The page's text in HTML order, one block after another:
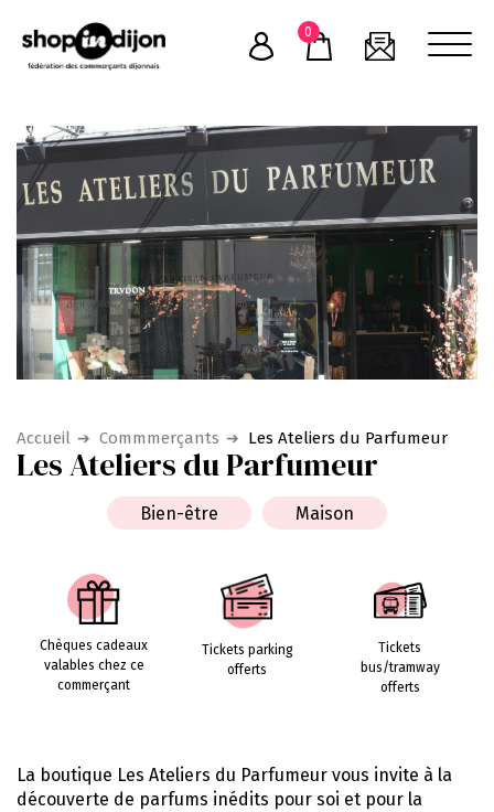
content
0
Accueil Commmerçants Les Ateliers du Parfumeur
Les Ateliers du Parfumeur
Bien-être Maison
Chèques cadeaux
valables chez ce
commerçant
Tickets parking
offerts
Tickets
bus/tramway
offerts
La boutique Les Ateliers du Parfumeur vous invite à la
découverte de parfums inédits pour soi et pour la